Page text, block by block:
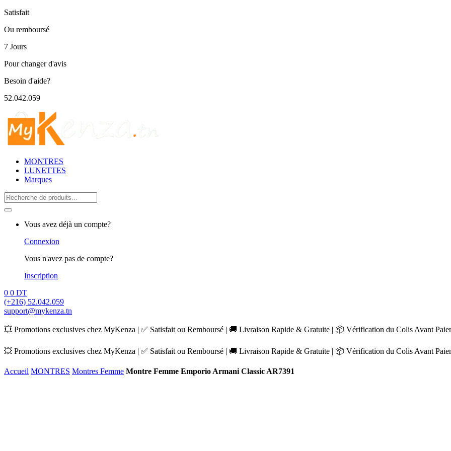
Satisfait
Ou remboursé
7 Jours
Pour changer d'avis
Besoin d'aide?
52.042.059
MONTRES
LUNETTES
Marques
Search
for:
Vous avez déjà un compte?
Connexion
Vous n'avez pas de compte?
Inscription
0 0 DT
(+216) 52.042.059
support@mykenza.tn
💥 Promotions exclusives chez MyKenza | ✅ Satisfait ou Remboursé | 🚚 Livraison Rapide & Gratuite | 📦 Vérification du Colis Avant
💥 Promotions exclusives chez MyKenza | ✅ Satisfait ou Remboursé | 🚚 Livraison Rapide & Gratuite | 📦 Vérification du Colis Avant
Accueil MONTRES Montres Femme Montre Femme Emporio Armani Classic AR7391